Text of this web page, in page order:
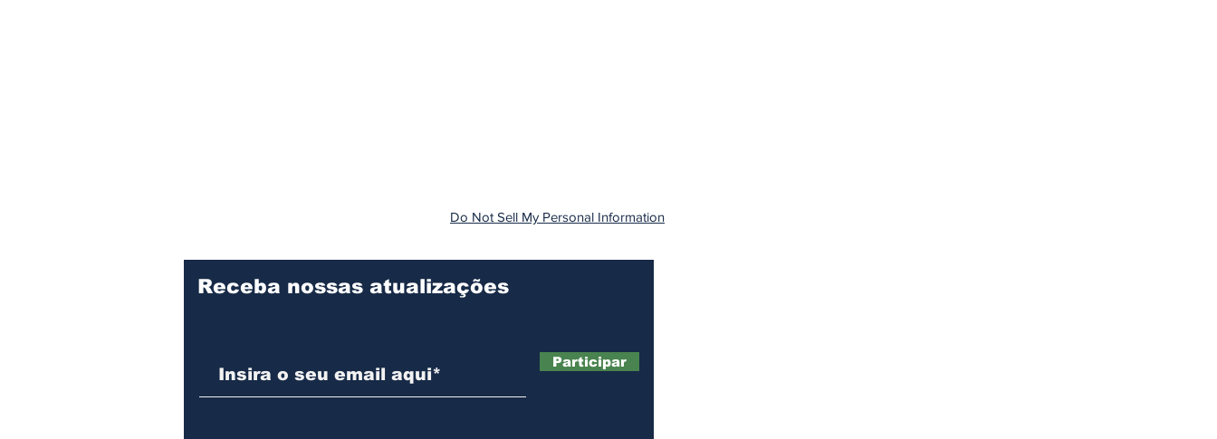
Do Not Sell My Personal Information
Receba nossas atualizações
Participar